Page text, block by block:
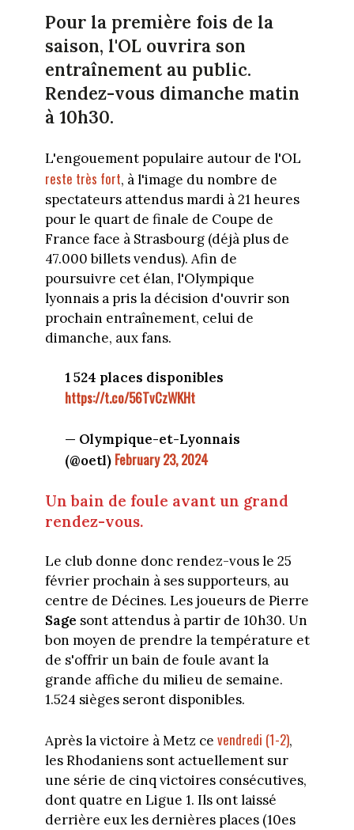
Pour la première fois de la
saison, l'OL ouvrira son
entraînement au public.
Rendez-vous dimanche matin
à 10h30.
L'engouement populaire autour de l'OL
reste très fort, à l'image du nombre de
spectateurs attendus mardi à 21 heures
pour le quart de finale de Coupe de
France face à Strasbourg (déjà plus de
47.000 billets vendus). Afin de
poursuivre cet élan, l'Olympique
lyonnais a pris la décision d'ouvrir son
prochain entraînement, celui de
dimanche, aux fans.
1 524 places disponibles
https://t.co/56TvCzWKHt
— Olympique-et-Lyonnais
(@oetl) February 23, 2024
Un bain de foule avant un grand
rendez-vous.
Le club donne donc rendez-vous le 25
février prochain à ses supporteurs, au
centre de Décines. Les joueurs de Pierre
Sage sont attendus à partir de 10h30. Un
bon moyen de prendre la température et
de s'offrir un bain de foule avant la
grande affiche du milieu de semaine.
1.524 sièges seront disponibles.
Après la victoire à Metz ce vendredi (1-2),
les Rhodaniens sont actuellement sur
une série de cinq victoires consécutives,
dont quatre en Ligue 1. Ils ont laissé
derrière eux les dernières places (10es